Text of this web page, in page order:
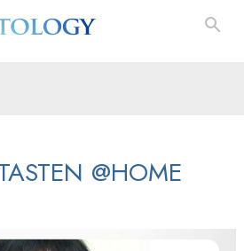
@HOME